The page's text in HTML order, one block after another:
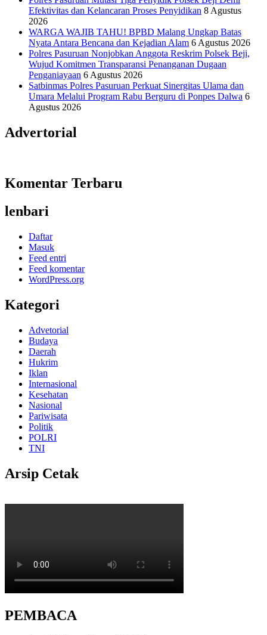
Efektivitas dan Kelancaran Proses Penyidikan 8 Agustus
2026
WARGA WAJIB TAHU! BPBD Malang Ungkap Batas
Nyata Antara Bencana dan Kejadian Alam 6 Agustus 2026
Polres Pasuruan Nonjobkan Anggota Reskrim Polsek Beji,
Wujud Komitmen Transparansi Penanganan Dugaan
Penganiayaan 6 Agustus 2026
Satbinmas Polres Pasuruan Perkuat Sinergitas Ulama dan
Umara Melalui Program Rabu Berguru di Ponpes Dalwa 6
Agustus 2026
Advertorial
Komentar Terbaru
lenbari
Daftar
Masuk
Feed entri
Feed komentar
WordPress.org
Kategori
Advetorial
Budaya
Daerah
Hukrim
Iklan
Internasional
Kesehatan
Nasional
Pariwisata
Politik
POLRI
TNI
Arsip Cetak
PEMBACA